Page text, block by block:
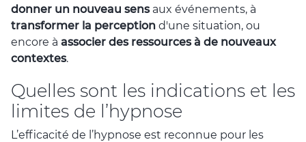
donner un nouveau sensaux événements, à
transformer la perception d'une situation, ou
encore à associer des ressources à de nouveaux
contextes.
Quelles sont les indications et les
limites de l’hypnose
L’efficacité de l’hypnose est reconnue pour les